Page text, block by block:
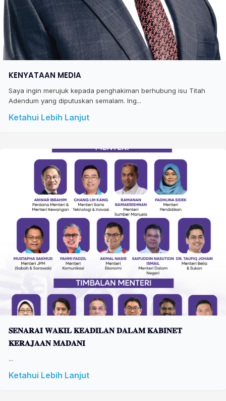
KENYATAAN MEDIA
Saya ingin merujuk kepada penghakiman berhubung isu Titah
Adendum yang diputuskan semalam. Ing...
Ketahui Lebih Lanjut
𝐒𝐄𝐍𝐀𝐑𝐀𝐈 𝐖𝐀𝐊𝐈𝐋 𝐊𝐄𝐀𝐃𝐈𝐋𝐀𝐍 𝐃𝐀𝐋𝐀𝐌 𝐊𝐀𝐁𝐈𝐍𝐄𝐓
𝐊𝐄𝐑𝐀𝐉𝐀𝐀𝐍 𝐌𝐀𝐃𝐀𝐍𝐈
...
Ketahui Lebih Lanjut